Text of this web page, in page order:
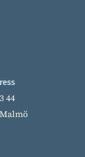
44